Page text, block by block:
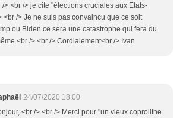
/> <br /> je cite "élections cruciales aux Etats-
<br /> Je ne suis pas convaincu que ce soit
ou Biden ce sera une catastrophe qui fera du
/> <br /> Cordialement<br /> Ivan
24/07/2020 18:00
<br /> <br /> Merci pour "un vieux coprolithe